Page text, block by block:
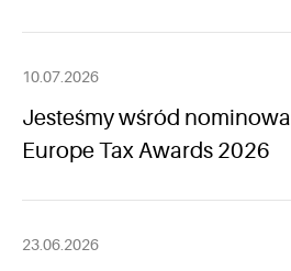
10.07.2026
Jesteśmy wśród
Europe Tax Awards 2026
23.06.2026